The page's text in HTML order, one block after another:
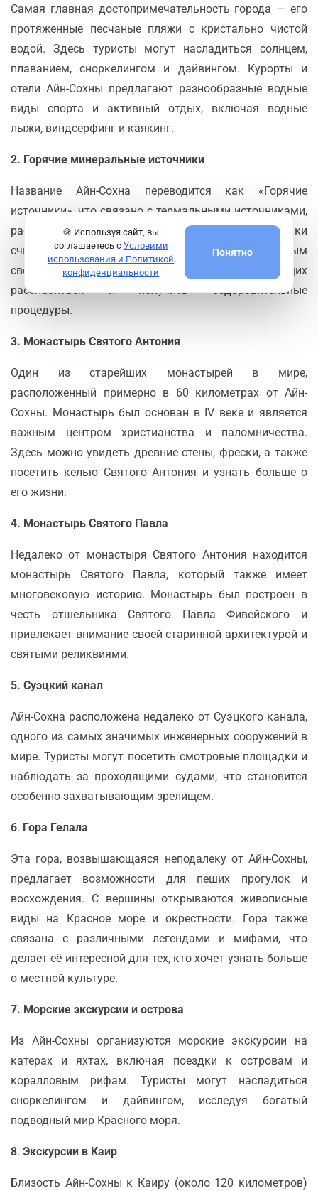
Самая главная достопримечательность города — его
протяженные песчаные пляжи с кристально чистой
водой. Здесь туристы могут насладиться солнцем,
плаванием, сноркелингом и дайвингом. Курорты и
отели Айн-Сохны предлагают разнообразные водные
виды спорта и активный отдых, включая водные
лыжи, виндсерфинг и каякинг.
2. Горячие минеральные источники
Название Айн-Сохна переводится как «Горячие
источники», что связано с термальными источниками,
расположенными неподалеку. Эти источники
считаются лечебными благодаря своим минеральным
свойствам и привлекают посетителей, желающих
расслабиться и получить оздоровительные
процедуры.
3. Монастырь Святого Антония
Один из старейших монастырей в мире,
расположенный примерно в 60 километрах от Айн-
Сохны. Монастырь был основан в IV веке и является
важным центром христианства и паломничества.
Здесь можно увидеть древние стены, фрески, а также
посетить келью Святого Антония и узнать больше о
его жизни.
4. Монастырь Святого Павла
Недалеко от монастыря Святого Антония находится
монастырь Святого Павла, который также имеет
многовековую историю. Монастырь был построен в
честь отшельника Святого Павла Фивейского и
привлекает внимание своей старинной архитектурой и
святыми реликвиями.
5. Суэцкий канал
Айн-Сохна расположена недалеко от Суэцкого канала,
одного из самых значимых инженерных сооружений в
мире. Туристы могут посетить смотровые площадки и
наблюдать за проходящими судами, что становится
особенно захватывающим зрелищем.
6. Гора Гелала
Эта гора, возвышающаяся неподалеку от Айн-Сохны,
предлагает возможности для пеших прогулок и
восхождения. С вершины открываются живописные
виды на Красное море и окрестности. Гора также
связана с различными легендами и мифами, что
делает её интересной для тех, кто хочет узнать больше
о местной культуре.
7. Морские экскурсии и острова
Из Айн-Сохны организуются морские экскурсии на
катерах и яхтах, включая поездки к островам и
коралловым рифам. Туристы могут насладиться
сноркелингом и дайвингом, исследуя богатый
подводный мир Красного моря.
8. Экскурсии в Каир
Близость Айн-Сохны к Каиру (около 120 километров)
🍪 Используя сайт, вы
соглашаетесь с Условими
использования и Политикой
конфиденциальности
Понятно